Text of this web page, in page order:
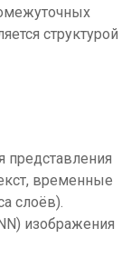
структурой
представления
временные
слоёв).
изображения